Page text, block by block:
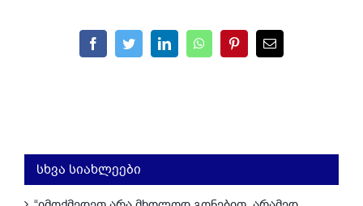
FacebookTwitterLinkedInWhatsAppPinterestEmail
სხვა სიახლეები